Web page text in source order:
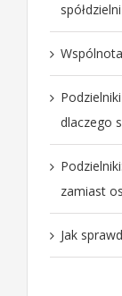
dlaczego
zamiast
Jak